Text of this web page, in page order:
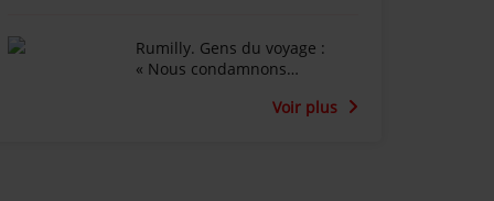
Rumilly. Gens du voyage :
« Nous condamnons
illégale qui a eu lieu », les 250
Voir plus